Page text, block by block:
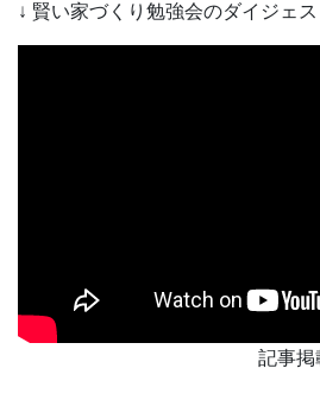
↓ 賢い家づくり勉強会のダイジェ
記事掲